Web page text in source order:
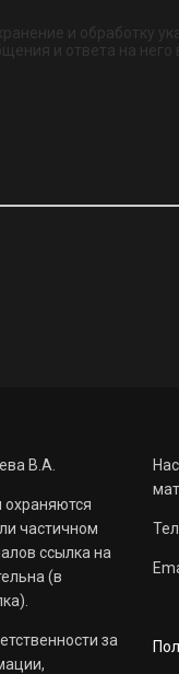
и обработку
и ответа на него
В.А.
частичном
ссылка на
(в
за